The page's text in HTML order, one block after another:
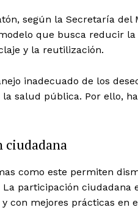
Week
PRO
según la Secretaría del
que busca reducir la
y la reutilización.
inadecuado de los
salud pública. Por ello,
ciudadana
como este permiten
participación ciudadana
con mejores prácticas en